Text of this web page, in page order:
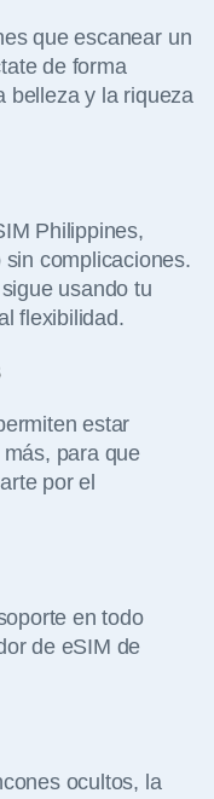
que escanear un
de forma
belleza y la riqueza
Philippines,
complicaciones.
usando tu
flexibilidad.
estar
para que
por el
en todo
de eSIM de
ocultos, la